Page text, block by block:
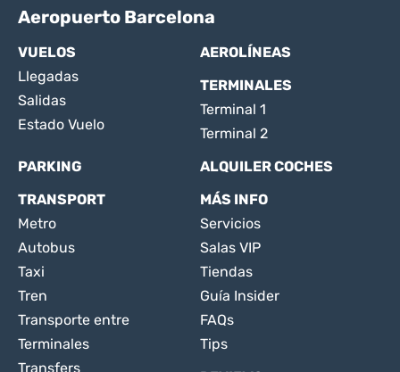
Aeropuerto Barcelona
VUELOS
Llegadas
Salidas
Estado Vuelo
AEROLÍNEAS
TERMINALES
Terminal 1
Terminal 2
PARKING
ALQUILER COCHES
TRANSPORT
Metro
Autobus
Taxi
Tren
Transporte entre
Terminales
Transfers
MÁS INFO
Servicios
Salas VIP
Tiendas
Guía Insider
FAQs
Tips